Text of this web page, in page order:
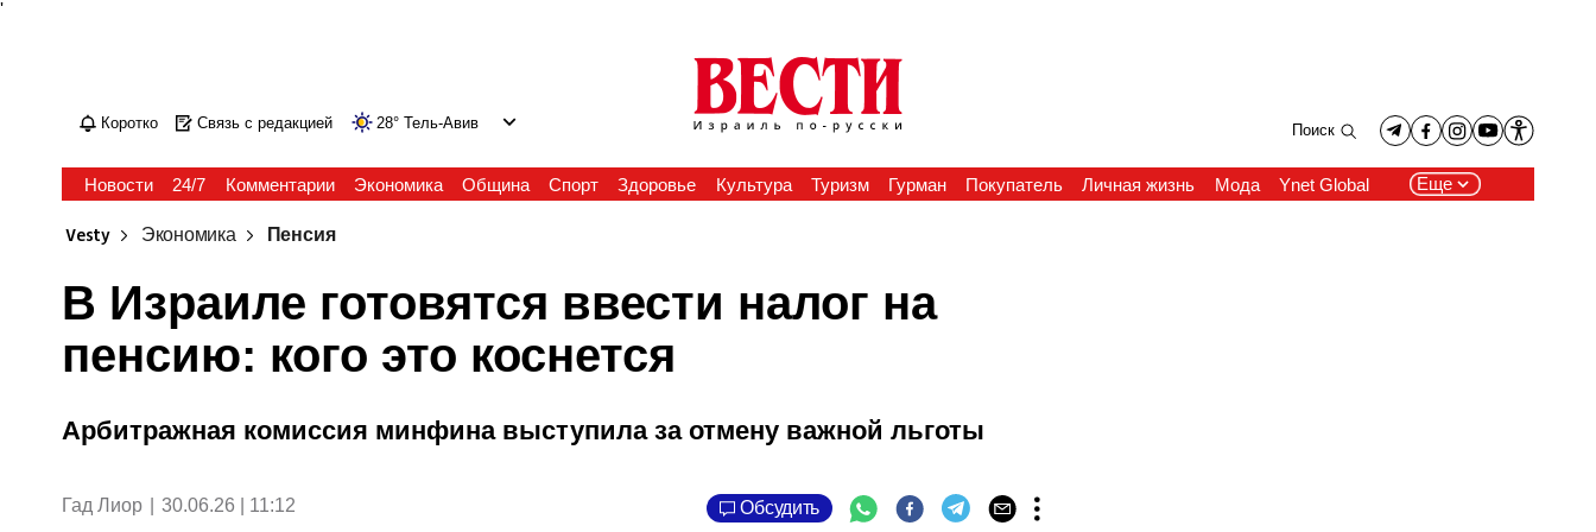
'
Коротко Связь с редакцией 28° Тель-Авив Поиск
Новости 24/7 Комментарии Экономика Община Спорт Здоровье Культура Туризм Гурман Покупатель Личная жизнь Мода Ynet Global Еще
Vesty Экономика Пенсия
В Израиле готовятся ввести налог на
пенсию: кого это коснется
Арбитражная комиссия минфина выступила за отмену важной льготы
Гад Лиор 30.06.26 | 11:12 Обсудить